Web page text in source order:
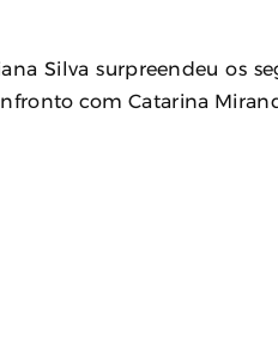
Silva surpreendeu os
com Catarina